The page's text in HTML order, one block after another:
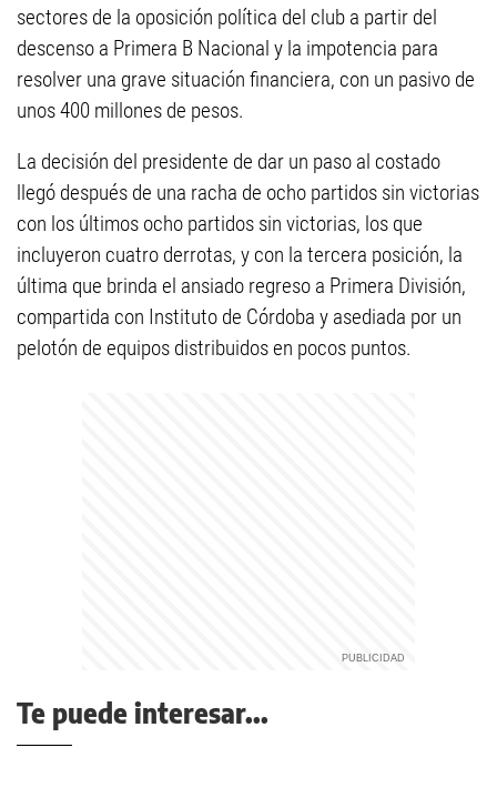
sectores de la oposición política del club a partir del
descenso a Primera B Nacional y la impotencia para
resolver una grave situación financiera, con un pasivo de
unos 400 millones de pesos.
La decisión del presidente de dar un paso al costado
llegó después de una racha de ocho partidos sin victorias
con los últimos ocho partidos sin victorias, los que
incluyeron cuatro derrotas, y con la tercera posición, la
última que brinda el ansiado regreso a Primera División,
compartida con Instituto de Córdoba y asediada por un
pelotón de equipos distribuidos en pocos puntos.
Te puede interesar...